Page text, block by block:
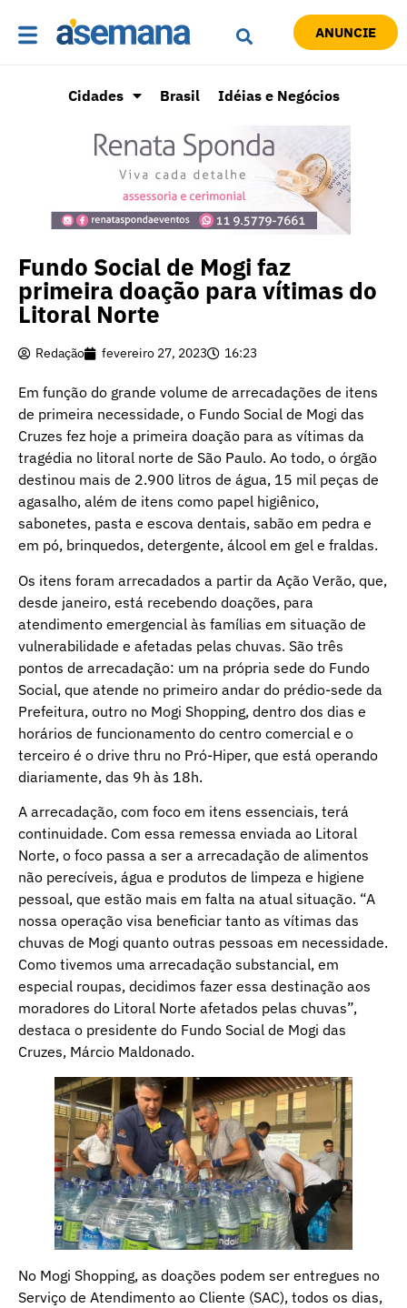
ANUNCIE
Cidades Brasil Idéias e Negócios
Fundo Social de Mogi faz
primeira doação para vítimas do
Litoral Norte
Redação fevereiro 27, 2023 16:23
Em função do grande volume de arrecadações de itens
de primeira necessidade, o Fundo Social de Mogi das
Cruzes fez hoje a primeira doação para as vítimas da
tragédia no litoral norte de São Paulo. Ao todo, o órgão
destinou mais de 2.900 litros de água, 15 mil peças de
agasalho, além de itens como papel higiênico,
sabonetes, pasta e escova dentais, sabão em pedra e
em pó, brinquedos, detergente, álcool em gel e fraldas.
Os itens foram arrecadados a partir da Ação Verão, que,
desde janeiro, está recebendo doações, para
atendimento emergencial às famílias em situação de
vulnerabilidade e afetadas pelas chuvas. São três
pontos de arrecadação: um na própria sede do Fundo
Social, que atende no primeiro andar do prédio-sede da
Prefeitura, outro no Mogi Shopping, dentro dos dias e
horários de funcionamento do centro comercial e o
terceiro é o drive thru no Pró-Hiper, que está operando
diariamente, das 9h às 18h.
A arrecadação, com foco em itens essenciais, terá
continuidade. Com essa remessa enviada ao Litoral
Norte, o foco passa a ser a arrecadação de alimentos
não perecíveis, água e produtos de limpeza e higiene
pessoal, que estão mais em falta na atual situação. “A
nossa operação visa beneficiar tanto as vítimas das
chuvas de Mogi quanto outras pessoas em necessidade.
Como tivemos uma arrecadação substancial, em
especial roupas, decidimos fazer essa destinação aos
moradores do Litoral Norte afetados pelas chuvas”,
destaca o presidente do Fundo Social de Mogi das
Cruzes, Márcio Maldonado.
No Mogi Shopping, as doações podem ser entregues no
Serviço de Atendimento ao Cliente (SAC), todos os dias,